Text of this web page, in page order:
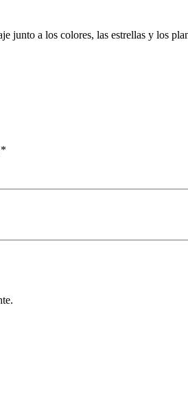
a los colores, las estrellas y los
*